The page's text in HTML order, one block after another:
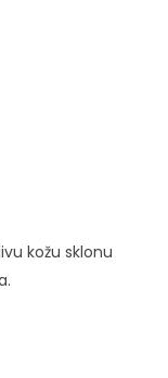
kožu sklonu